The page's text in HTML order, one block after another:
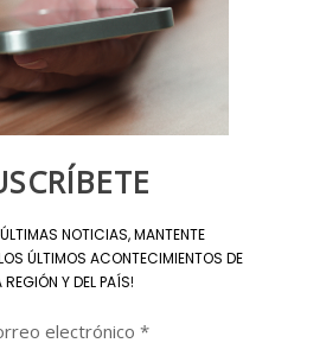
NOTICIAS, MANTENTE
ÚLTIMOS ACONTECIMIENTOS DE
REGIÓN Y DEL PAÍS!